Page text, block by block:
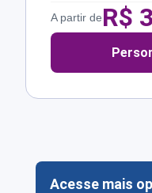
A partir deR$
Acesse mais